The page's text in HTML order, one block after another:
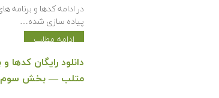
پیاده سازی شده…
ادامه مطلب
متلب — بخش سوم